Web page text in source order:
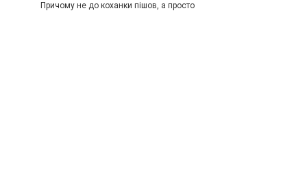
Причому не до коханки пішов, а просто